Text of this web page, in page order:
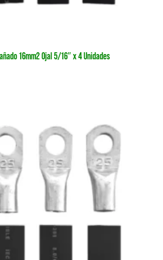
16mm2 Ojal 5/16″ x 4 Unidades